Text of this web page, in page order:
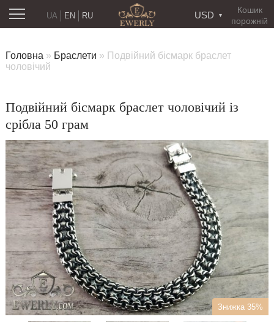
Кошик
порожній
USD
RU
UA EN
Головна » Браслети » Подвійний бісмарк браслет
чоловічий
Подвійний бісмарк браслет чоловічий із
срібла 50 грам
Знижка 35%